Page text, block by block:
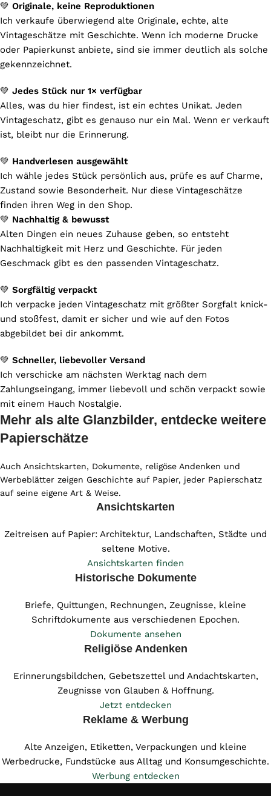
💚 Originale, keine Reproduktionen
Ich verkaufe überwiegend alte Originale, echte, alte
Vintageschätze mit Geschichte. Wenn ich moderne Drucke
oder Papierkunst anbiete, sind sie immer deutlich als solche
gekennzeichnet.
💚 Jedes Stück nur 1× verfügbar
Alles, was du hier findest, ist ein echtes Unikat. Jeden
Vintageschatz, gibt es genauso nur ein Mal. Wenn er verkauft
ist, bleibt nur die Erinnerung.
💚 Handverlesen ausgewählt
Ich wähle jedes Stück persönlich aus, prüfe es auf Charme,
Zustand sowie Besonderheit. Nur diese Vintageschätze
finden ihren Weg in den Shop.
💚 Nachhaltig & bewusst
Alten Dingen ein neues Zuhause geben, so entsteht
Nachhaltigkeit mit Herz und Geschichte. Für jeden
Geschmack gibt es den passenden Vintageschatz.
💚 Sorgfältig verpackt
Ich verpacke jeden Vintageschatz mit größter Sorgfalt knick-
und stoßfest, damit er sicher und wie auf den Fotos
abgebildet bei dir ankommt.
💚 Schneller, liebevoller Versand
Ich verschicke am nächsten Werktag nach dem
Zahlungseingang, immer liebevoll und schön verpackt sowie
mit einem Hauch Nostalgie.
Mehr als alte Glanzbilder, entdecke weitere
Papierschätze
Auch Ansichtskarten, Dokumente, religöse Andenken und
Werbeblätter zeigen Geschichte auf Papier, jeder Papierschatz
auf seine eigene Art & Weise.
Ansichtskarten
Zeitreisen auf Papier: Architektur, Landschaften, Städte und
seltene Motive.
Ansichtskarten finden
Historische Dokumente
Briefe, Quittungen, Rechnungen, Zeugnisse, kleine
Schriftdokumente aus verschiedenen Epochen.
Dokumente ansehen
Religiöse Andenken
Erinnerungsbildchen, Gebetszettel und Andachtskarten,
Zeugnisse von Glauben & Hoffnung.
Jetzt entdecken
Reklame & Werbung
Alte Anzeigen, Etiketten, Verpackungen und kleine
Werbedrucke, Fundstücke aus Alltag und Konsumgeschichte.
Werbung entdecken